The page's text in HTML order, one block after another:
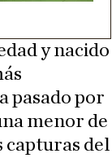
y nacido
pasado por
menor de
capturas del